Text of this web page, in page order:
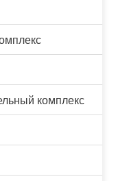
комплекс